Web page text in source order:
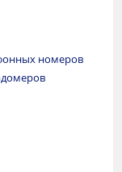
номеров